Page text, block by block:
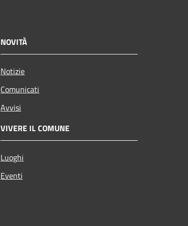
NOVITÀ
Notizie
Comunicati
Avvisi
VIVERE IL COMUNE
Luoghi
Eventi